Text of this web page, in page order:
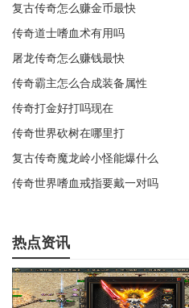
复古传奇怎么赚金币最快
传奇道士嗜血术有用吗
屠龙传奇怎么赚钱最快
传奇霸主怎么合成装备属性
传奇打金好打吗现在
传奇世界砍树在哪里打
复古传奇魔龙岭小怪能爆什么
传奇世界嗜血戒指要戴一对吗
热点资讯